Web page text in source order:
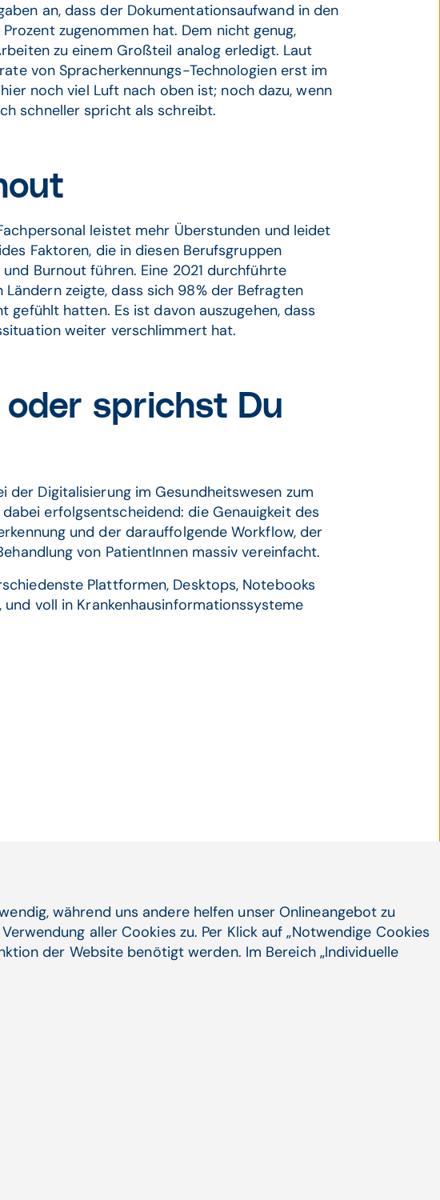
an, dass der Dokumentationsaufwand in den
zugenommen hat. Dem nicht genug,
zu einem Großteil analog erledigt. Laut
von Spracherkennungs-Technologien erst im
noch viel Luft nach oben ist; noch dazu, wenn
schneller spricht als schreibt.
leistet mehr Überstunden und leidet
Faktoren, die in diesen Berufsgruppen
Burnout führen. Eine 2021 durchführte
zeigte, dass sich 98% der Befragten
hatten. Es ist davon auszugehen, dass
weiter verschlimmert hat.
sprichst Du
Digitalisierung im Gesundheitswesen zum
erfolgsentscheidend: die Genauigkeit des
und der darauffolgende Workflow, der
von PatientInnen massiv vereinfacht.
Plattformen, Desktops, Notebooks
voll in Krankenhausinformationssysteme
Processing
Solutions.
schneller als wir tippen.
absolut essenziell, wenn
im Gesundheitswesen geht.
während uns andere helfen unser Onlineangebot zu
aller Cookies zu. Per Klick auf „Notwendige Cookies
der Website benötigt werden. Im Bereich „Individuelle